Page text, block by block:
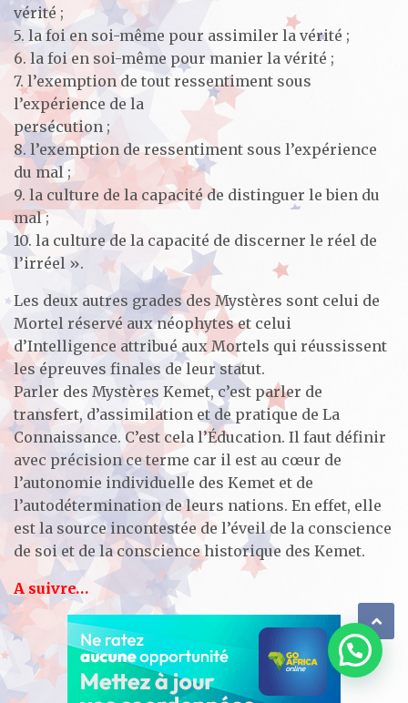
vérité ;
5. la foi en soi-même pour assimiler la vérité ;
6. la foi en soi-même pour manier la vérité ;
7. l’exemption de tout ressentiment sous
l’expérience de la
persécution ;
8. l’exemption de ressentiment sous l’expérience
du mal ;
9. la culture de la capacité de distinguer le bien du
mal ;
10. la culture de la capacité de discerner le réel de
l’irréel ».
Les deux autres grades des Mystères sont celui de
Mortel réservé aux néophytes et celui
d’Intelligence attribué aux Mortels qui réussissent
les épreuves finales de leur statut.
Parler des Mystères Kemet, c’est parler de
transfert, d’assimilation et de pratique de La
Connaissance. C’est cela l’Éducation. Il faut définir
avec précision ce terme car il est au cœur de
l’autonomie individuelle des Kemet et de
l’autodétermination de leurs nations. En effet, elle
est la source incontestée de l’éveil de la conscience
de soi et de la conscience historique des Kemet.
A suivre…